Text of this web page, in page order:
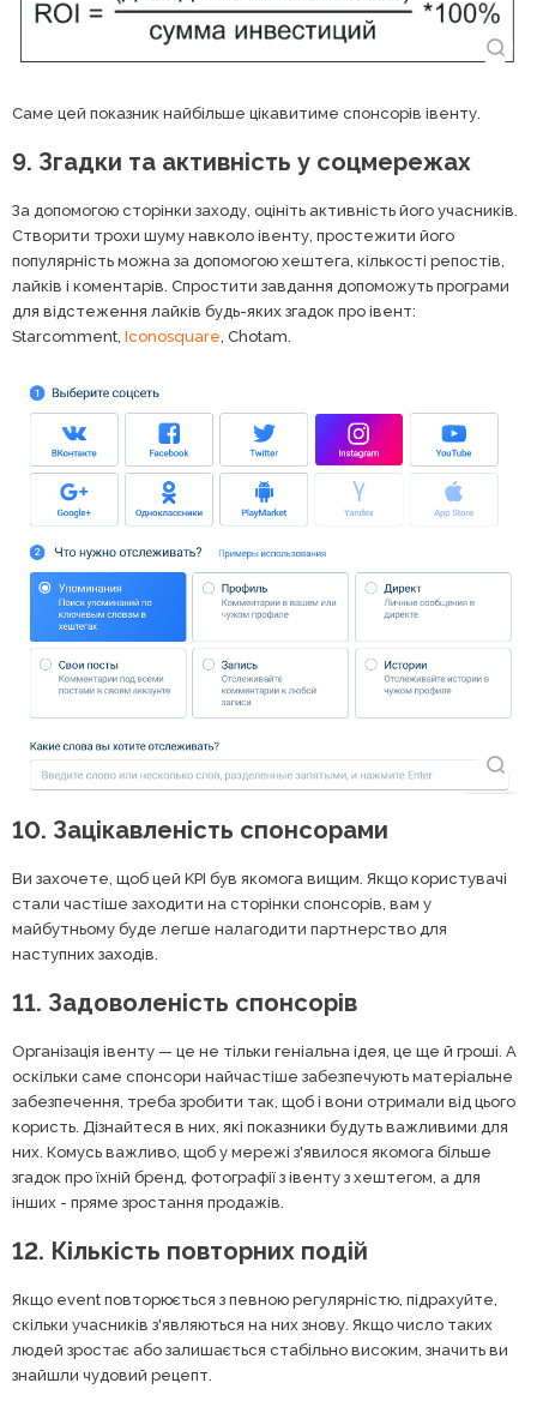
Саме цей показник найбільше цікавитиме спонсорів івенту.
9. Згадки та активність у соцмережах
За допомогою сторінки заходу, оцініть активність його учасників.
Створити трохи шуму навколо івенту, простежити його
популярність можна за допомогою хештега, кількості репостів,
лайків і коментарів. Спростити завдання допоможуть програми
для відстеження лайків будь-яких згадок про івент:
Starcomment, Iconosquare , Chotam.
10. Зацікавленість спонсорами
Ви захочете, щоб цей KPI був якомога вищим. Якщо користувачі
стали частіше заходити на сторінки спонсорів, вам у
майбутньому буде легше налагодити партнерство для
наступних заходів.
11. Задоволеність спонсорів
Організація івенту — це не тільки геніальна ідея, це ще й гроші. А
оскільки саме спонсори найчастіше забезпечують матеріальне
забезпечення, треба зробити так, щоб і вони отримали від цього
користь. Дізнайтеся в них, які показники будуть важливими для
них. Комусь важливо, щоб у мережі з'явилося якомога більше
згадок про їхній бренд, фотографії з івенту з хештегом, а для
інших - пряме зростання продажів.
12. Кількість повторних подій
Якщо event повторюється з певною регулярністю, підрахуйте,
скільки учасників з'являються на них знову. Якщо число таких
людей зростає або залишається стабільно високим, значить ви
знайшли чудовий рецепт.